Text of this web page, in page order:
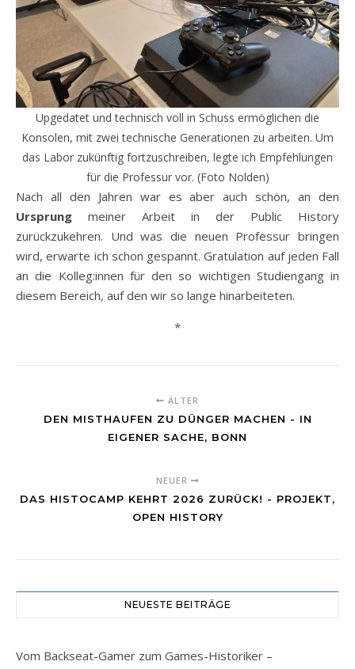
Upgedatet und technisch voll in Schuss ermöglichen die
Konsolen, mit zwei technische Generationen zu arbeiten. Um
das Labor zukünftig fortzuschreiben, legte ich Empfehlungen
für die Professur vor. (Foto Nolden)
Nach all den Jahren war es aber auch schön, an den
Ursprung meiner Arbeit in der Public History
zurückzukehren. Und was die neuen Professur bringen
wird, erwarte ich schon gespannt. Gratulation auf jeden Fall
an die Kolleg:innen für den so wichtigen Studiengang in
diesem Bereich, auf den wir so lange hinarbeiteten.
*
ÄLTER
DEN MISTHAUFEN ZU DÜNGER MACHEN - IN
EIGENER SACHE, BONN
NEUER
DAS HISTOCAMP KEHRT 2026 ZURÜCK! - PROJEKT,
OPEN HISTORY
NEUESTE BEITRÄGE
Vom Backseat-Gamer zum Games-Historiker –